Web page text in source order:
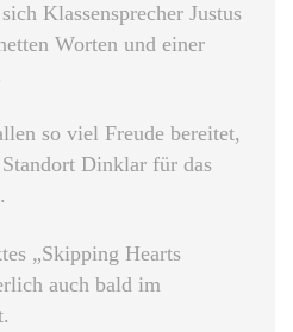
Klassensprecher Justus
Worten und einer
so viel Freude bereitet,
Dinklar für das
„Skipping Hearts
auch bald im